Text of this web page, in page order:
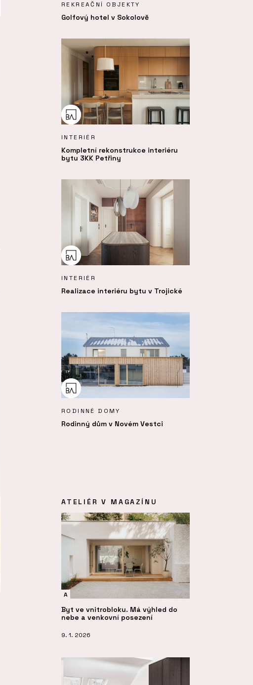
REKREAČNÍ OBJEKTY
Golfový hotel v Sokolově
INTERIÉR
Kompletní rekonstrukce interiéru
bytu 3KK Petřiny
INTERIÉR
Realizace interiéru bytu v Trojické
RODINNÉ DOMY
Rodinný dům v Novém Vestci
ATELIÉR V MAGAZÍNU
A
Byt ve vnitrobloku. Má výhled do
nebe a venkovní posezení
9. 1. 2026